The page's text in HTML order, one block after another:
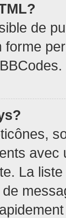
de
forme
avec
La